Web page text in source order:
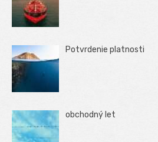
Potvrdenie platnosti
obchodný let